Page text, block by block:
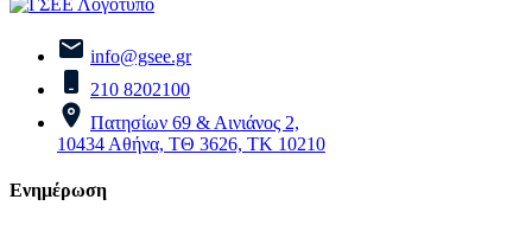
info@gsee.gr
210 8202100
Πατησίων 69 & Αινιάνος 2,
10434 Αθήνα, ΤΘ 3626, ΤΚ 10210
Ενημέρωση